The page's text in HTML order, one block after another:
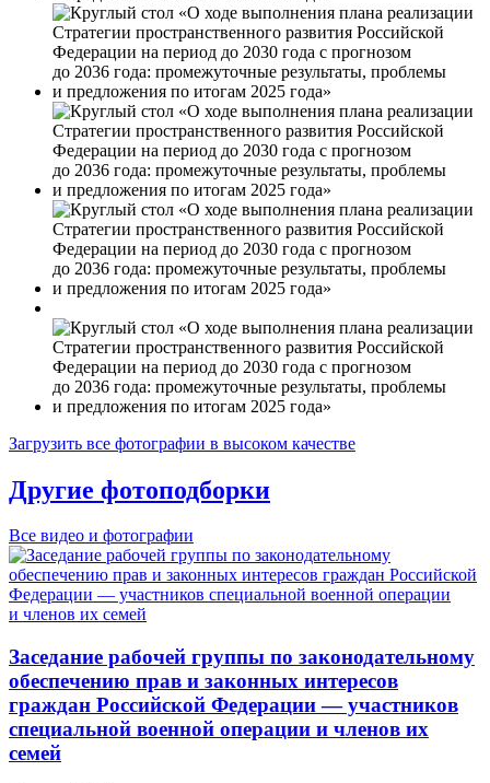
Загрузить все фотографии в высоком качестве
Другие фотоподборки
Все видео и фотографии
Заседание рабочей группы по законодательному
обеспечению прав и законных интересов
граждан Российской Федерации — участников
специальной военной операции и членов их
семей